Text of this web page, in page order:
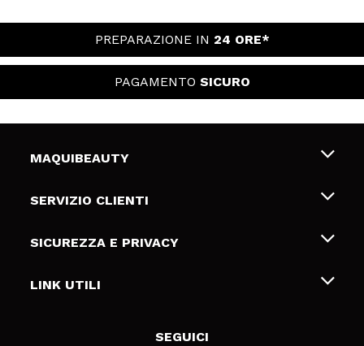
PREPARAZIONE IN 24 ORE*
PAGAMENTO SICURO
MAQUIBEAUTY
Chi siamo
Gift Cards
SERVIZIO CLIENTI
Spedizioni & Resi
Metodi di pagamamento
SICUREZZA E PRIVACY
Termini e condizioni
LINK UTILI
SEGUICI